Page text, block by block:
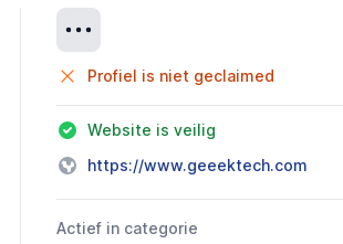
Profiel is niet geclaimed
Website is veilig
https://www.geeektech.com
Actief in categorie